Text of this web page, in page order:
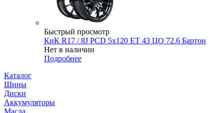
Быстрый просмотр
КиК R17 / 8J PCD 5x120 ЕТ 43 ЦО 72.6 Бартон
Нет в наличии
Подробнее
Каталог
Шины
Диски
Аккумуляторы